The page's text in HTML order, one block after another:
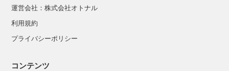
運営会社：株式会社オトナル
利用規約
プライバシーポリシー
コンテンツ